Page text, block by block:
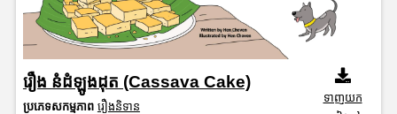
រឿង នំដំឡូងដុត (Cassava Cake)
ប្រភេទសកម្មភាព រឿងនិទាន
ទាញយក